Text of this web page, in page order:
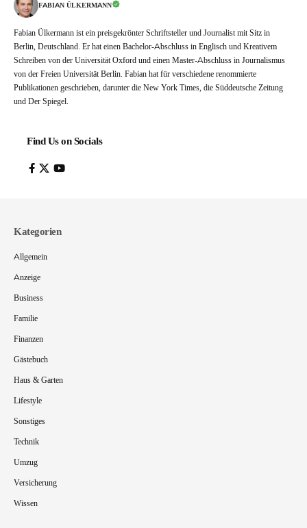
FABIAN ÜLKERMANN
Fabian Ülkermann ist ein preisgekrönter Schriftsteller und Journalist mit Sitz in
Berlin, Deutschland. Er hat einen Bachelor-Abschluss in Englisch und Kreativem
Schreiben von der Universität Oxford und einen Master-Abschluss in Journalismus
von der Freien Universität Berlin. Fabian hat für verschiedene renommierte
Publikationen geschrieben, darunter die New York Times, die Süddeutsche Zeitung
und Der Spiegel.
Find Us on Socials
Kategorien
Allgemein
Anzeige
Business
Familie
Finanzen
Gästebuch
Haus & Garten
Lifestyle
Sonstiges
Technik
Umzug
Versicherung
Wissen